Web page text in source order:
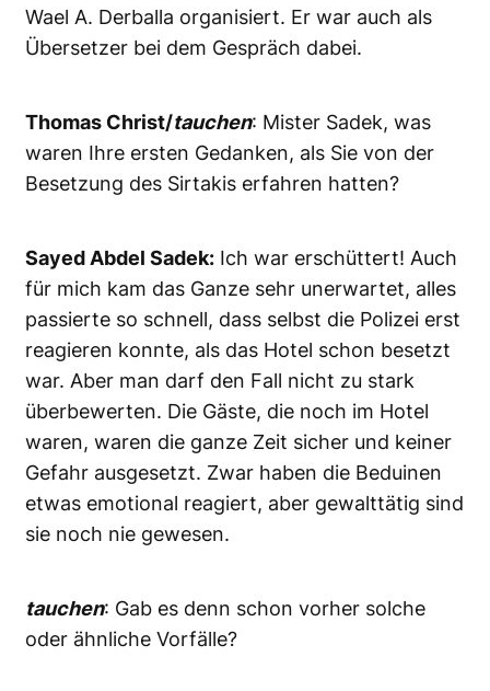
Wael A. Derballa organisiert. Er war auch als
Übersetzer bei dem Gespräch dabei.
Thomas Christ/tauchen: Mister Sadek, was
waren Ihre ersten Gedanken, als Sie von der
Besetzung des Sirtakis erfahren hatten?
Sayed Abdel Sadek: Ich war erschüttert! Auch
für mich kam das Ganze sehr unerwartet, alles
passierte so schnell, dass selbst die Polizei erst
reagieren konnte, als das Hotel schon besetzt
war. Aber man darf den Fall nicht zu stark
überbewerten. Die Gäste, die noch im Hotel
waren, waren die ganze Zeit sicher und keiner
Gefahr ausgesetzt. Zwar haben die Beduinen
etwas emotional reagiert, aber gewalttätig sind
sie noch nie gewesen.
tauchen: Gab es denn schon vorher solche
oder ähnliche Vorfälle?